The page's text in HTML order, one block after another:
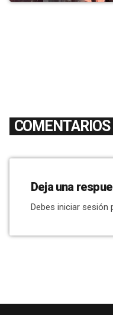
Deja una
Debes iniciar sesión